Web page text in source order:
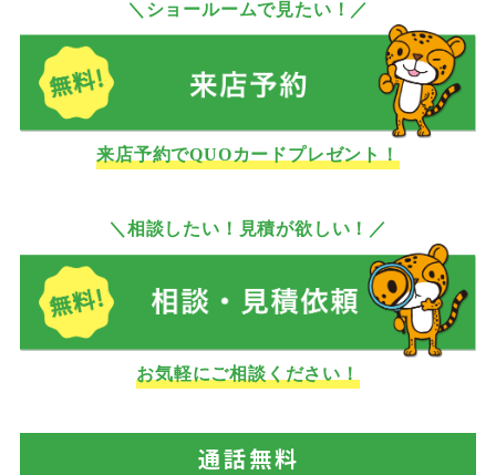
＼ショールームで見たい！／
来店予約でQUOカードプレゼント！
＼相談したい！見積が欲しい！／
お気軽にご相談ください！
通話無料